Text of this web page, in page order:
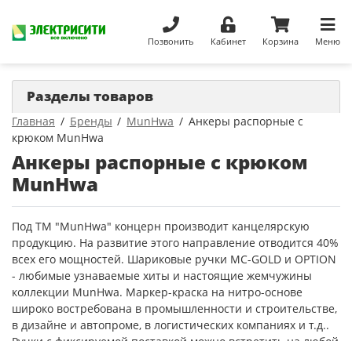
Позвонить Кабинет Корзина Меню
Главная Бренды MunHwa
Анкеры распорные с
крюком MunHwa
Анкеры распорные с крюком
MunHwa
Под ТМ "MunHwa" концерн производит канцелярскую
продукцию. На развитие этого направление отводится 40%
всех его мощностей. Шариковые ручки MC-GOLD и OPTION
- любимые узнаваемые хиты и настоящие жемчужины
коллекции MunHwa. Маркер-краска на нитро-основе
широко востребована в промышленности и строительстве,
в дизайне и автопроме, в логистических компаниях и т.д..
Разделы товаров